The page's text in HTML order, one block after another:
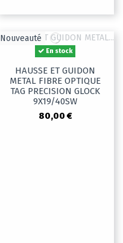
Nouveauté
En stock
HAUSSE ET GUIDON
METAL FIBRE OPTIQUE
TAG PRECISION GLOCK
9X19/40SW
80,00 €